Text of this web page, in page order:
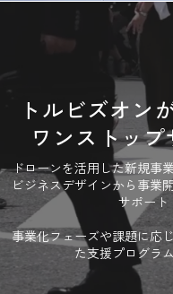
トルビズオン
ワンストップ
ドローンを活用した新規事
ビジネスデザインから事業
サポート
事業化フェーズや課題に応
た支援プログラ